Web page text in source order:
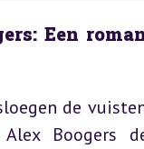
Een
de
Boogers